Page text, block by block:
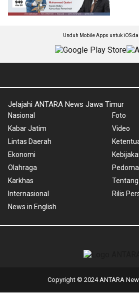
Unduh Mobile Apps untuk iOS
Jelajahi ANTARA News Jawa Timur
Nasional
Kabar Jatim
Lintas Daerah
Ekonomi
Olahraga
Karkhas
Internasional
News in English
Foto
Video
Rilis
Copyright © 2024 ANTARA